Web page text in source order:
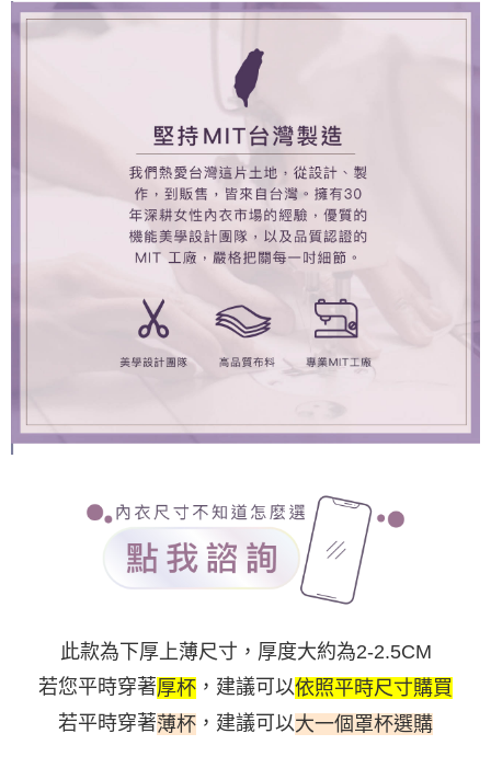
此款為下厚上薄尺寸，厚度大約為2-2.5CM
若您平時穿著厚杯 ，建議可以依照平時尺寸購買
若平時穿著薄杯 ，建議可以大一個罩杯選購